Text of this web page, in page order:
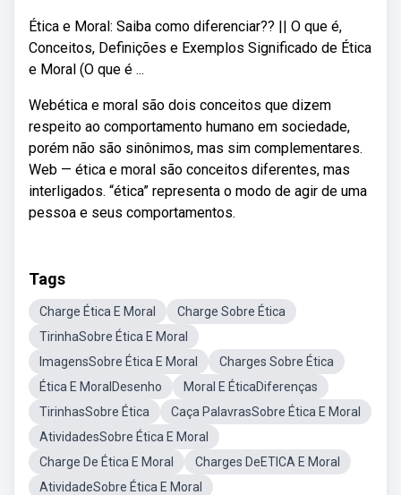
Ética e Moral: Saiba como diferenciar?? || O que é,
Conceitos, Definições e Exemplos Significado de Ética
e Moral (O que é ...
Webética e moral são dois conceitos que dizem
respeito ao comportamento humano em sociedade,
porém não são sinônimos, mas sim complementares.
Web — ética e moral são conceitos diferentes, mas
interligados. “ética” representa o modo de agir de uma
pessoa e seus comportamentos.
Tags
Charge Ética E Moral
Charge Sobre Ética
TirinhaSobre Ética E Moral
ImagensSobre Ética E Moral
Charges Sobre Ética
Ética E MoralDesenho
Moral E ÉticaDiferenças
TirinhasSobre Ética
Caça PalavrasSobre Ética E Moral
AtividadesSobre Ética E Moral
Charge De Ética E Moral
Charges DeETICA E Moral
AtividadeSobre Ética E Moral